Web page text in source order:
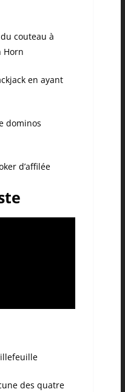
couteau à
Horn
en ayant
dominos
d’affilée
des quatre